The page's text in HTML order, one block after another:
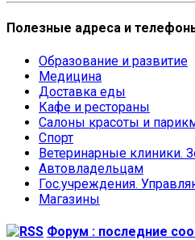
Полезные адреса и
Образование и развитие
Медицина
Доставка еды
Кафе и рестораны
Салоны красоты и
Спорт
Ветеринарные клиники.
Автовладельцам
Гос.учреждения.
Магазины
Форум : последние